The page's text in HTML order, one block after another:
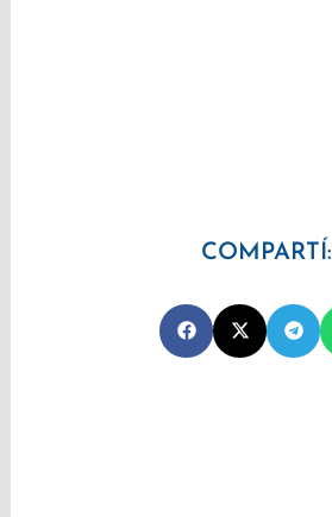
COMPARTÍ: